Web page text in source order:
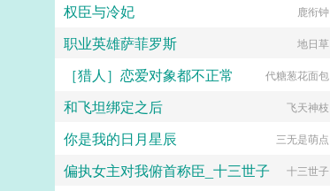
权臣与冷妃
鹿衔钟
职业英雄萨菲罗斯 地日草
［猎人］恋爱对象都不正常 代糖葱花面包
和飞坦绑定之后 飞天神枝
你是我的日月星辰 三无是萌点
偏执女主对我俯首称臣_十三世子 十三世子